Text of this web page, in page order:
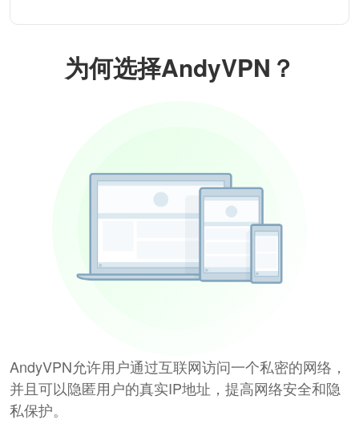
为何选择AndyVPN？
AndyVPN允许用户通过互联网访问一个私密的网络，
并且可以隐匿用户的真实IP地址，提高网络安全和隐
私保护。